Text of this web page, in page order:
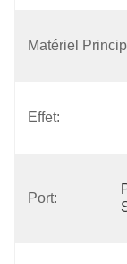
Matériel
Effet:
Port: